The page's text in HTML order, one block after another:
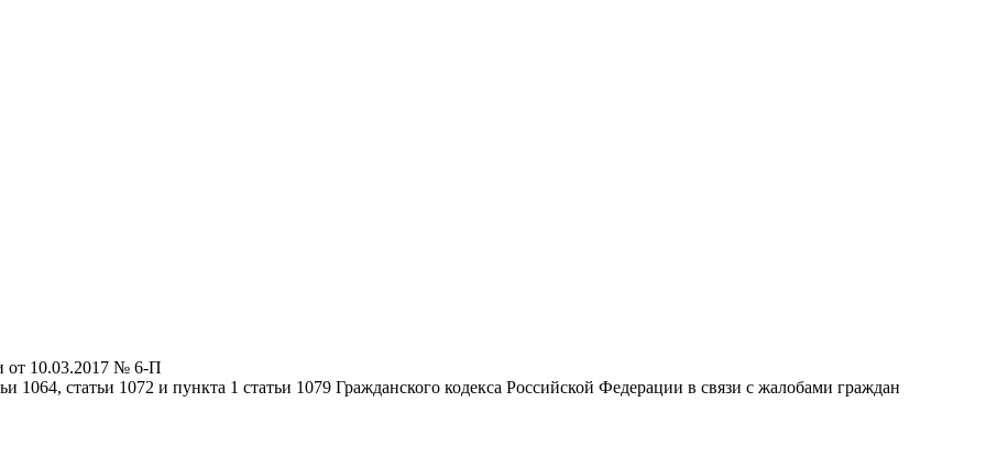
от 10.03.2017 № 6-П
1064, статьи 1072 и пункта 1 статьи 1079 Гражданского кодекса Российской Федерации в связи с жалобами граждан